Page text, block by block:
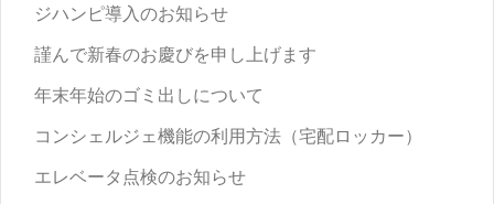
ジハンピ導入のお知らせ
謹んで新春のお慶びを申し上げます
年末年始のゴミ出しについて
コンシェルジェ機能の利用方法（宅配ロッカー）
エレベータ点検のお知らせ